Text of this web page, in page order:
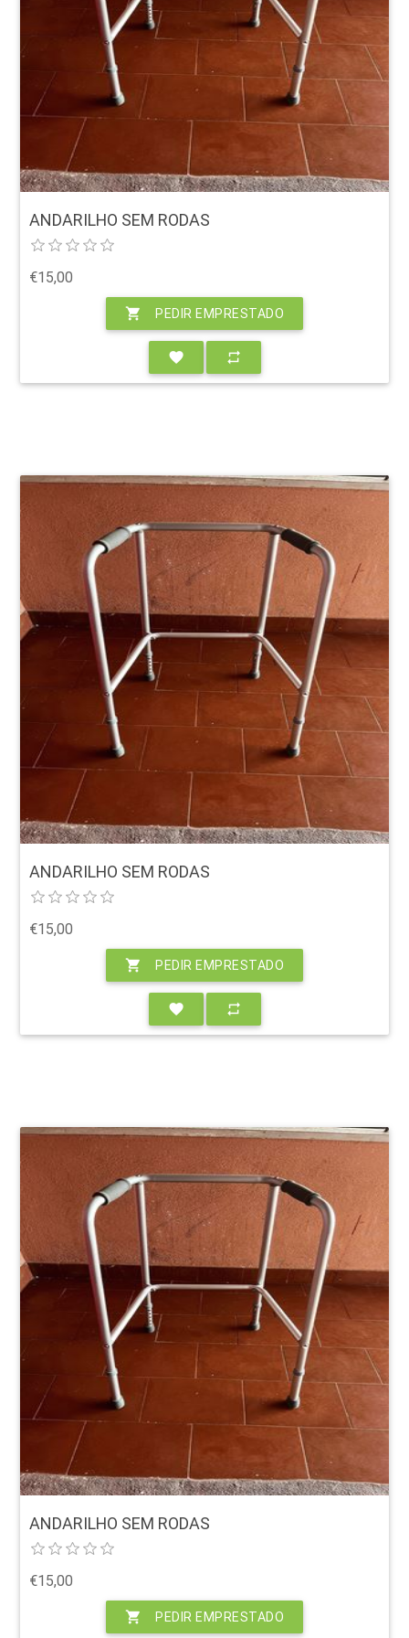
ANDARILHO SEM RODAS
€15,00
shopping_cart PEDIR EMPRESTADO
favorite repeat
ANDARILHO SEM RODAS
€15,00
shopping_cart PEDIR EMPRESTADO
favorite repeat
ANDARILHO SEM RODAS
€15,00
shopping_cart PEDIR EMPRESTADO